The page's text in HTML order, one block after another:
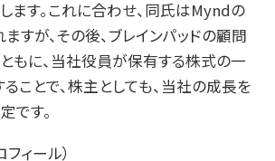
ます。これに合わせ、同氏はMyndの
すが、その後、ブレインパッドの顧問
もに、当社役員が保有する株式の一
ことで、株主としても、当社の成長を
です。
ィール）